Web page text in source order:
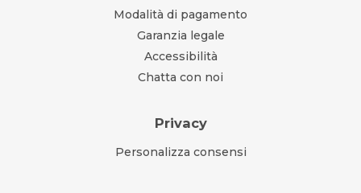
Modalità di pagamento
Garanzia legale
Accessibilità
Chatta con noi
Privacy
Personalizza consensi